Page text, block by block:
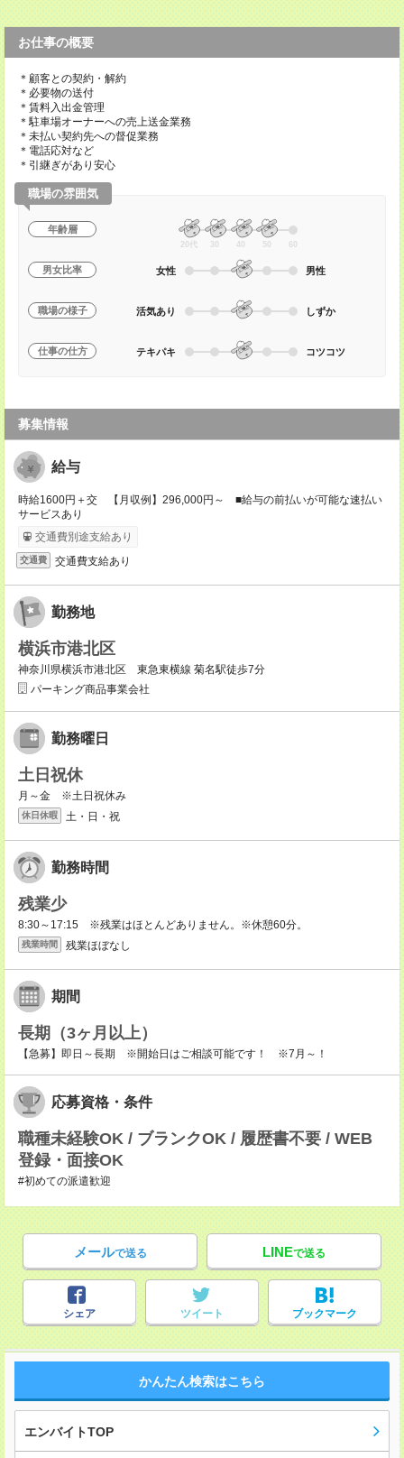
お仕事の概要
＊顧客との契約・解約
＊必要物の送付
＊賃料入出金管理
＊駐車場オーナーへの売上送金業務
＊未払い契約先への督促業務
＊電話応対など
＊引継ぎがあり安心
職場の雰囲気
年齢層
20代 30 40 50 60
男女比率 女性 男性
職場の様子 活気あり しずか
仕事の仕方 テキパキ コツコツ
募集情報
給与
時給1600円＋交 【月収例】296,000円～ ■給与の前払いが可能な速払い
サービスあり
交通費別途支給あり
交通費 交通費支給あり
勤務地
横浜市港北区
神奈川県横浜市港北区 東急東横線 菊名駅徒歩7分
パーキング商品事業会社
勤務曜日
土日祝休
月～金 ※土日祝休み
休日休暇 土・日・祝
勤務時間
残業少
8:30～17:15 ※残業はほとんどありません。※休憩60分。
残業時間 残業ほぼなし
期間
長期（3ヶ月以上）
【急募】即日～長期 ※開始日はご相談可能です！ ※7月～！
応募資格・条件
職種未経験OK / ブランクOK / 履歴書不要 / WEB
登録・面接OK
#初めての派遣歓迎
メールで送る LINEで送る
シェア ツイート ブックマーク
かんたん検索はこちら
エンバイトTOP